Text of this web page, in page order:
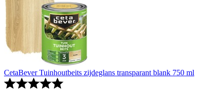
CetaBever Tuinhoutbeits zijdeglans transparant blank 750 ml